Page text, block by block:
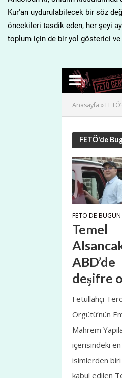
Kur'an uydurulabilecek bir söz
öncekileri tasdik eden, her şeyi
toplum için de bir yol gösterici